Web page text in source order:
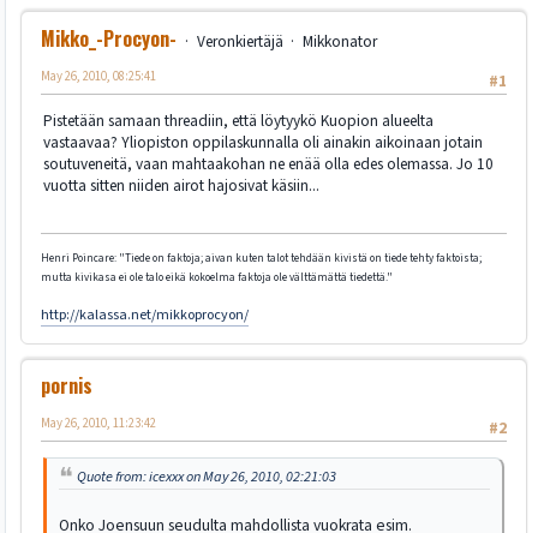
Mikko_-Procyon- Veronkiertäjä
Mikkonator
#1
May 26, 2010, 08:25:41
Pistetään samaan threadiin, että löytyykö Kuopion alueelta
vastaavaa? Yliopiston oppilaskunnalla oli ainakin aikoinaan jotain
soutuveneitä, vaan mahtaakohan ne enää olla edes olemassa. Jo 10
vuotta sitten niiden airot hajosivat käsiin...
Henri Poincare: "Tiede on faktoja; aivan kuten talot tehdään kivistä on tiede tehty faktoista;
mutta kivikasa ei ole talo eikä kokoelma faktoja ole välttämättä tiedettä."
http://kalassa.net/mikkoprocyon/
pornis
#2
May 26, 2010, 11:23:42
Quote from: icexxx on May 26, 2010, 02:21:03
Onko Joensuun seudulta mahdollista vuokrata esim.